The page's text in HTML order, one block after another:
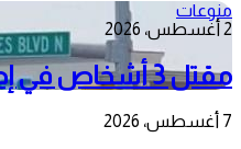
منوعات
2 أغسطس، 2026
مقتل 3 أشخاص في إطلاق نار داخل مركز تجاري بولاية إيداهو الأمريكية
7 أغسطس، 2026